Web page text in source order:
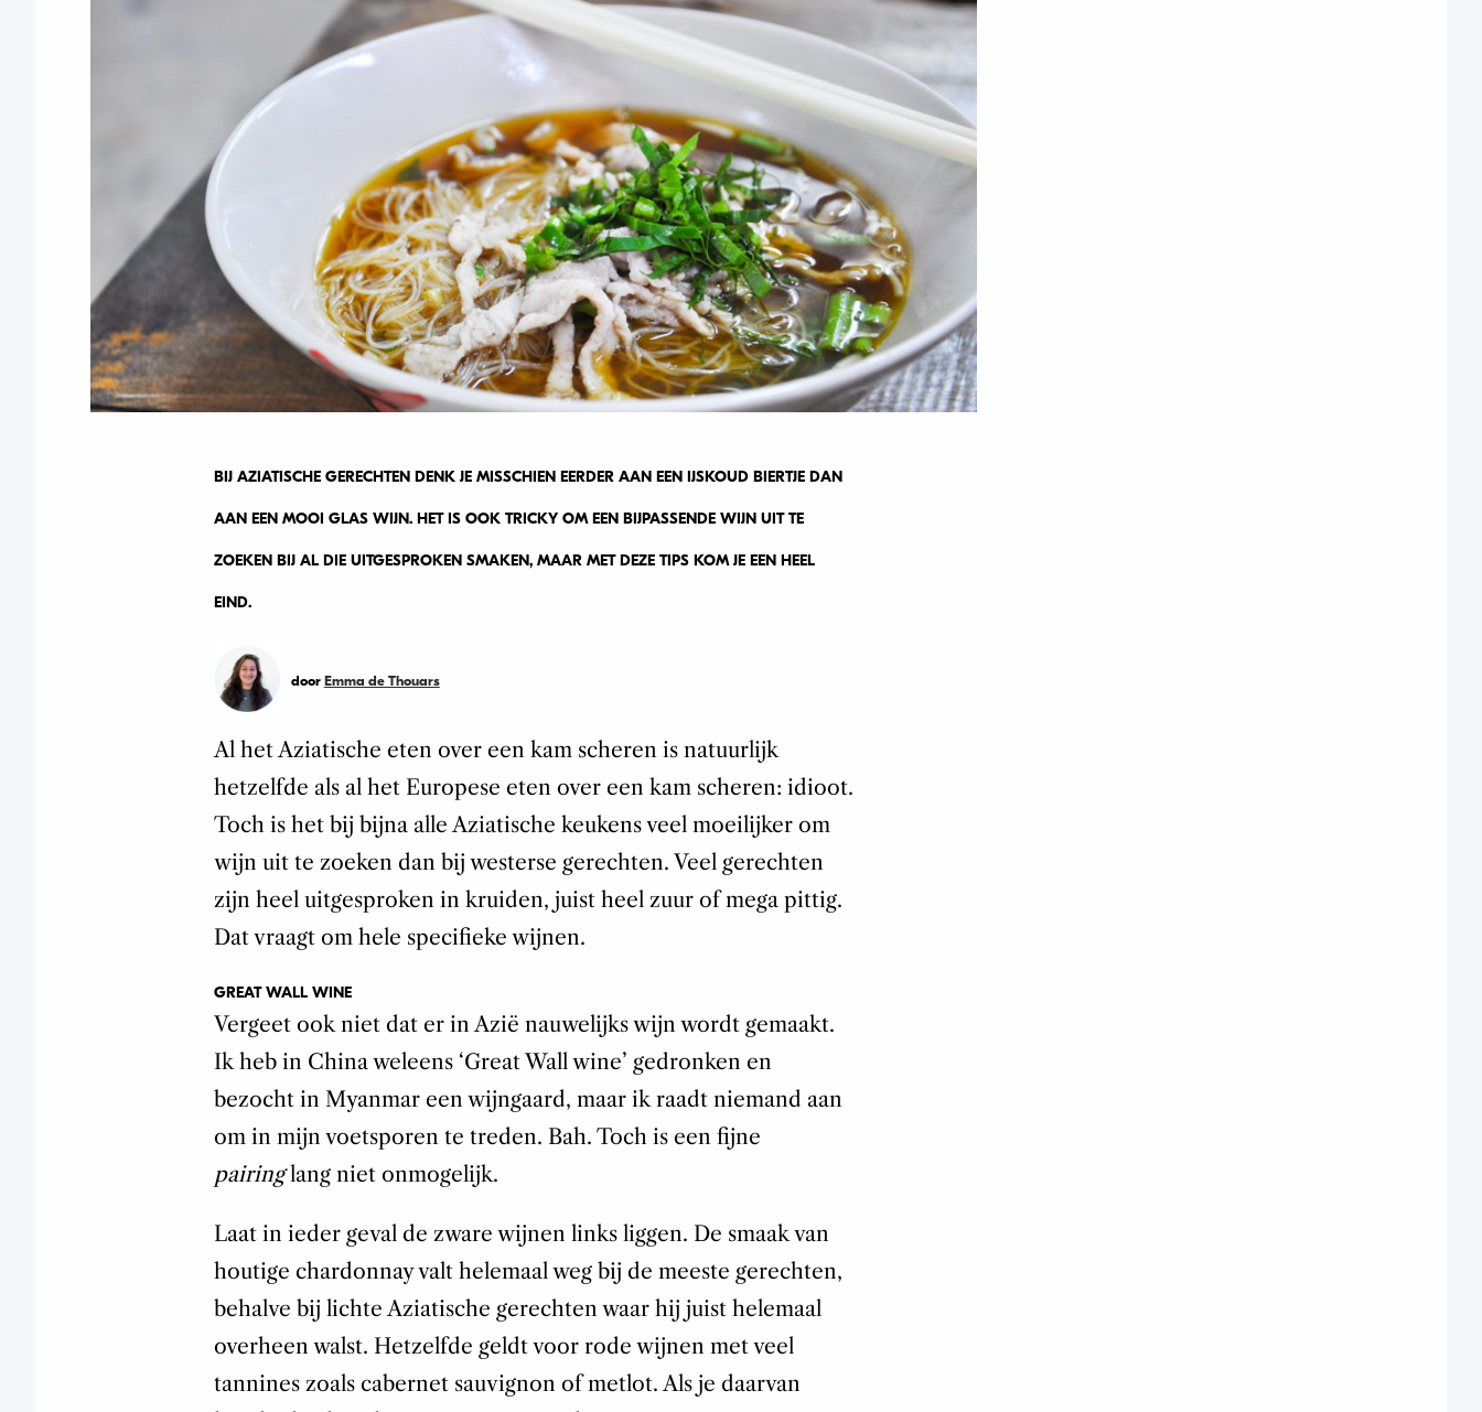
BIJ AZIATISCHE GERECHTEN DENK JE MISSCHIEN EERDER AAN EEN IJSKOUD BIERTJE DAN
AAN EEN MOOI GLAS WIJN. HET IS OOK TRICKY OM EEN BIJPASSENDE WIJN UIT TE
ZOEKEN BIJ AL DIE UITGESPROKEN SMAKEN, MAAR MET DEZE TIPS KOM JE EEN HEEL
EIND.
door Emma de Thouars
Al het Aziatische eten over een kam scheren is natuurlijk
hetzelfde als al het Europese eten over een kam scheren: idioot.
Toch is het bij bijna alle Aziatische keukens veel moeilijker om
wijn uit te zoeken dan bij westerse gerechten. Veel gerechten
zijn heel uitgesproken in kruiden, juist heel zuur of mega pittig.
Dat vraagt om hele specifieke wijnen.
GREAT WALL WINE
Vergeet ook niet dat er in Azië nauwelijks wijn wordt gemaakt.
Ik heb in China weleens ‘Great Wall wine’ gedronken en
bezocht in Myanmar een wijngaard, maar ik raadt niemand aan
om in mijn voetsporen te treden. Bah. Toch is een fijne
pairinglang niet onmogelijk.
Laat in ieder geval de zware wijnen links liggen. De smaak van
houtige chardonnay valt helemaal weg bij de meeste gerechten,
behalve bij lichte Aziatische gerechten waar hij juist helemaal
overheen walst. Hetzelfde geldt voor rode wijnen met veel
tannines zoals cabernet sauvignon of metlot. Als je daarvan